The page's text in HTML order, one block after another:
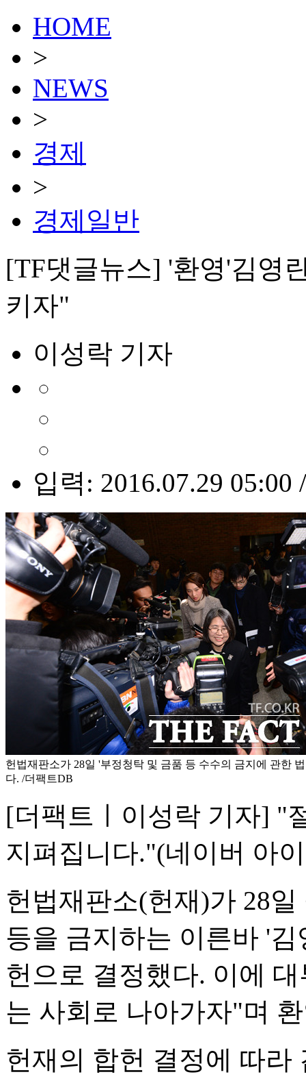
HOME
>
NEWS
>
경제
>
경제일반
[TF댓글뉴스] '환영'김영
키자"
이성락 기자
입력: 2016.07.29 05:00
헌법재판소가 28일 '부정청탁 및 금품 등 수수의 금지에 관한
다. /더팩트DB
[더팩트ㅣ이성락 기자] "
지펴집니다."(네이버 아
헌법재판소(헌재)가 28
등을 금지하는 이른바 '
헌으로 결정했다. 이에
는 사회로 나아가자"며
헌재의 합헌 결정에 따라